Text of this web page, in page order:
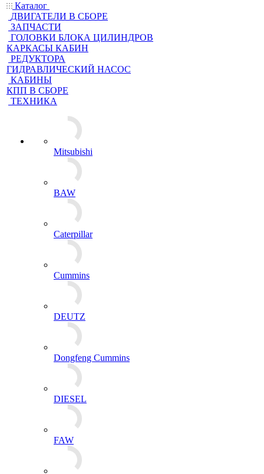
Каталог
ДВИГАТЕЛИ В СБОРЕ
ЗАПЧАСТИ
ГОЛОВКИ БЛОКА ЦИЛИНДРОВ
КАРКАСЫ КАБИН
РЕДУКТОРА
ГИДРАВЛИЧЕСКИЙ НАСОС
КАБИНЫ
КПП В СБОРЕ
ТЕХНИКА
Mitsubishi
BAW
Caterpillar
Cummins
DEUTZ
Dongfeng Cummins
DIESEL
FAW